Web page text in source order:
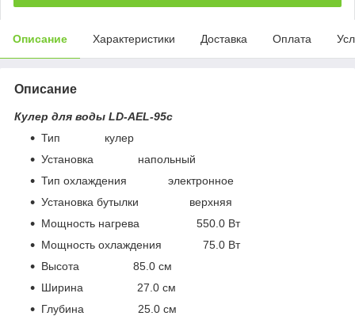
Описание Характеристики Доставка Оплата
Описание
Кулер для воды LD-AEL-95c
Тип кулер
Установка напольный
Тип охлаждения электронное
Установка бутылки верхняя
Мощность нагрева 550.0 Вт
Мощность охлаждения 75.0 Вт
Высота 85.0 см
Ширина 27.0 см
Глубина 25.0 см